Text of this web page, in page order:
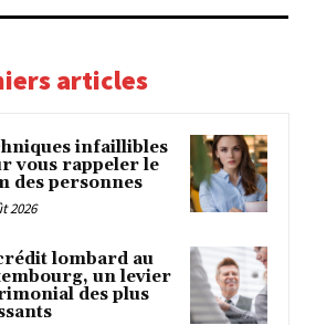
articles
infaillibles
vous rappeler le
des personnes
2026
lombard au
un levier
des plus